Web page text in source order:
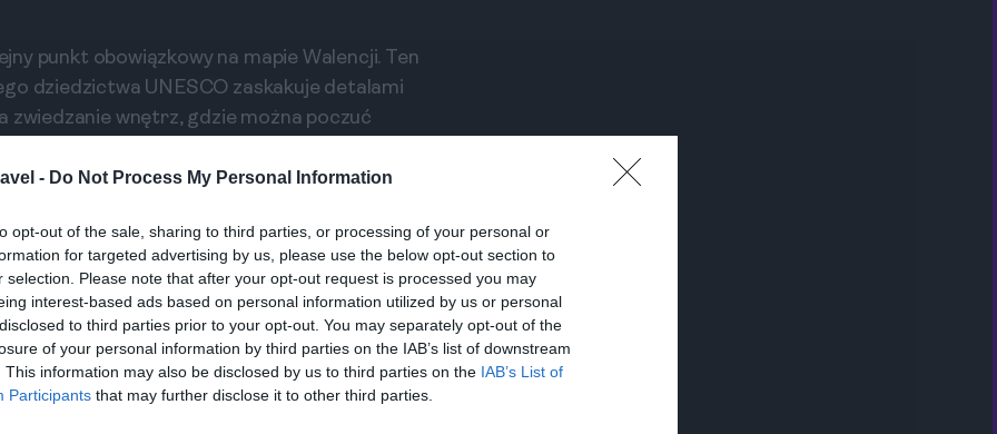
- Do Not Process My Personal Information
opt-out of the sale, sharing to third parties, or processing of your personal or
for targeted advertising by us, please use the below opt-out section to
selection. Please note that after your opt-out request is processed you may
interest-based ads based on personal information utilized by us or personal
to third parties prior to your opt-out. You may separately opt-out of the
of your personal information by third parties on the IAB’s list of downstream
This information may also be disclosed by us to third parties on the IAB’s List of
Participants that may further disclose it to other third parties.
punkt obowiązkowy na mapie Walencji. Ten
dziedzictwa UNESCO zaskakuje detalami
wnętrz, gdzie można poczuć
zabytkowymi budynkami. Można tu
oraz życie uliczne. Warto również zjeść lody w
doskonałe miejsce na odpoczynek między
Jakie atrakcje są najlepsze dla rodzin w Walencji?
Zadaj pytanie